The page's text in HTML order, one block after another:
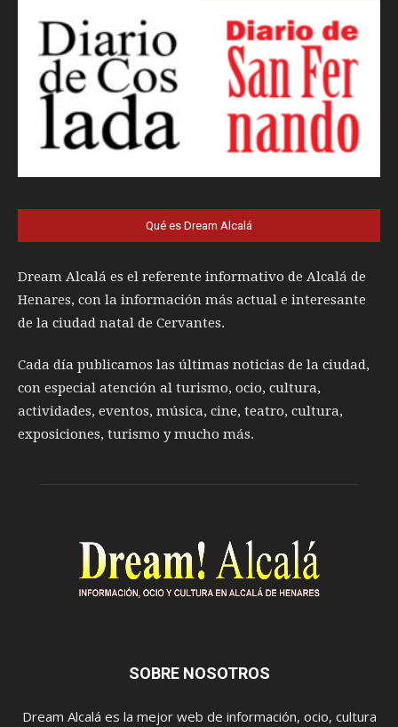
Qué es Dream Alcalá
Dream Alcalá es el referente informativo de Alcalá de
Henares, con la información más actual e interesante
de la ciudad natal de Cervantes.
Cada día publicamos las últimas noticias de la ciudad,
con especial atención al turismo, ocio, cultura,
actividades, eventos, música, cine, teatro, cultura,
exposiciones, turismo y mucho más.
SOBRE NOSOTROS
Dream Alcalá es la mejor web de información, ocio, cultura